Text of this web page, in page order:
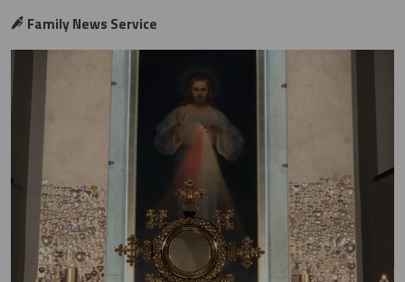
Family News Service